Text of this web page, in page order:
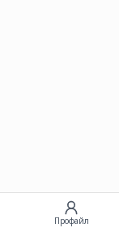
Профайл